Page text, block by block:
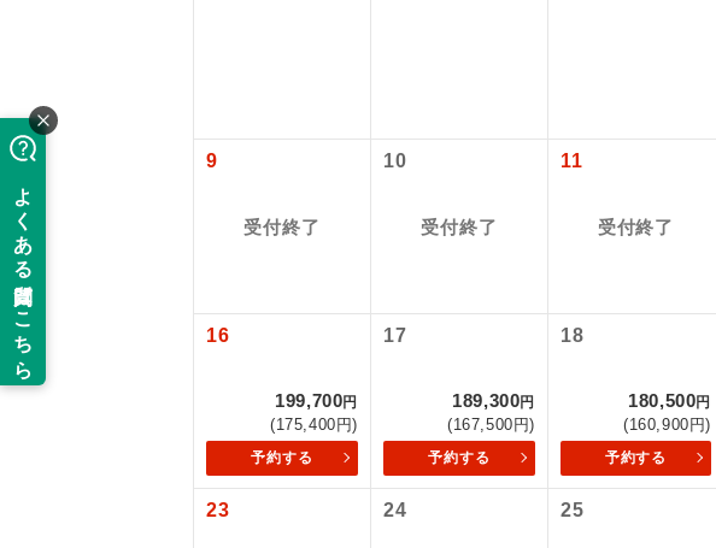
9
受付終了
10
受付終了
11
受付終了
16
199,700円
(175,400円)
予約する
17
189,300円
(167,500円)
予約する
18
180,500円
(160,900円)
予約する
23 24 25
航空会社が設定する「個人包括
ご旅行の契約が成立となります。
ご予約方法について
ウェブ限定コースとなりますので
現地添乗員同行
現
バスガイド乗務 バ
ユ
絶景 絶景
温泉 温泉